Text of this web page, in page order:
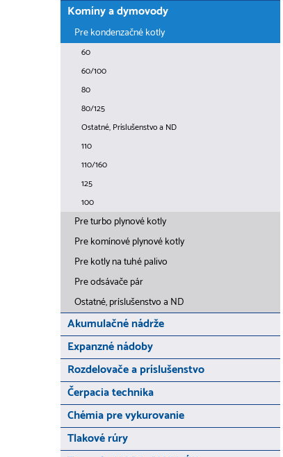
Komíny a dymovody
Pre kondenzačné kotly
60
60/100
80
80/125
Ostatné, Príslušenstvo a ND
110
110/160
125
100
Pre turbo plynové kotly
Pre komínové plynové kotly
Pre kotly na tuhé palivo
Pre odsávače pár
Ostatné, príslušenstvo a ND
Akumulačné nádrže
Expanzné nádoby
Rozdelovače a príslušenstvo
Čerpacia technika
Chémia pre vykurovanie
Tlakové rúry